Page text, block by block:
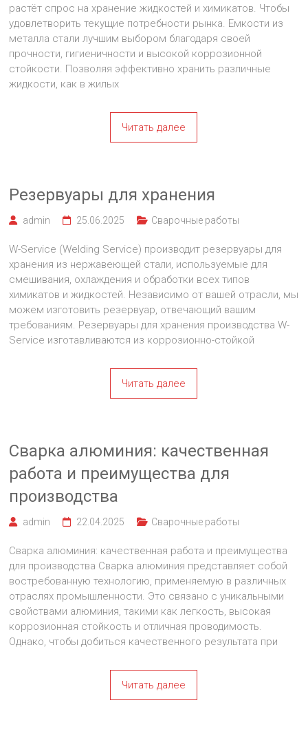
растёт спрос на хранение жидкостей и химикатов. Чтобы
удовлетворить текущие потребности рынка. Емкости из
металла стали лучшим выбором благодаря своей
прочности, гигиеничности и высокой коррозионной
стойкости. Позволяя эффективно хранить различные
жидкости, как в жилых
Читать далее
Резервуары для хранения
admin 25.06.2025 Сварочные работы
W-Service (Welding Service) производит резервуары для
хранения из нержавеющей стали, используемые для
смешивания, охлаждения и обработки всех типов
химикатов и жидкостей. Независимо от вашей отрасли, мы
можем изготовить резервуар, отвечающий вашим
требованиям. Резервуары для хранения производства W-
Service изготавливаются из коррозионно-стойкой
Читать далее
Сварка алюминия: качественная
работа и преимущества для
производства
admin 22.04.2025 Сварочные работы
Сварка алюминия: качественная работа и преимущества
для производства Сварка алюминия представляет собой
востребованную технологию, применяемую в различных
отраслях промышленности. Это связано с уникальными
свойствами алюминия, такими как легкость, высокая
коррозионная стойкость и отличная проводимость.
Однако, чтобы добиться качественного результата при
Читать далее